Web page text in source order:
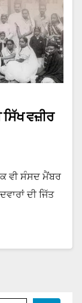
ਵਜ਼ੀਰ
ਵੀ ਸੰਸਦ ਮੈਂਬਰ
ਦੀ ਜਿੱਤ